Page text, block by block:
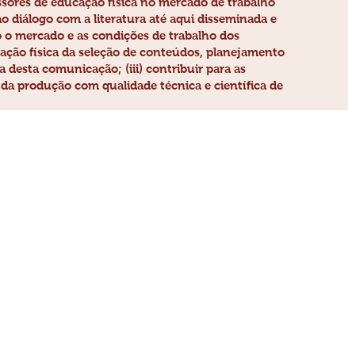
diálogo com a literatura até aqui disseminada e
mercado e as condições de trabalho dos
física da seleção de conteúdos, planejamento
desta comunicação; (iii) contribuir para as
produção com qualidade técnica e científica de